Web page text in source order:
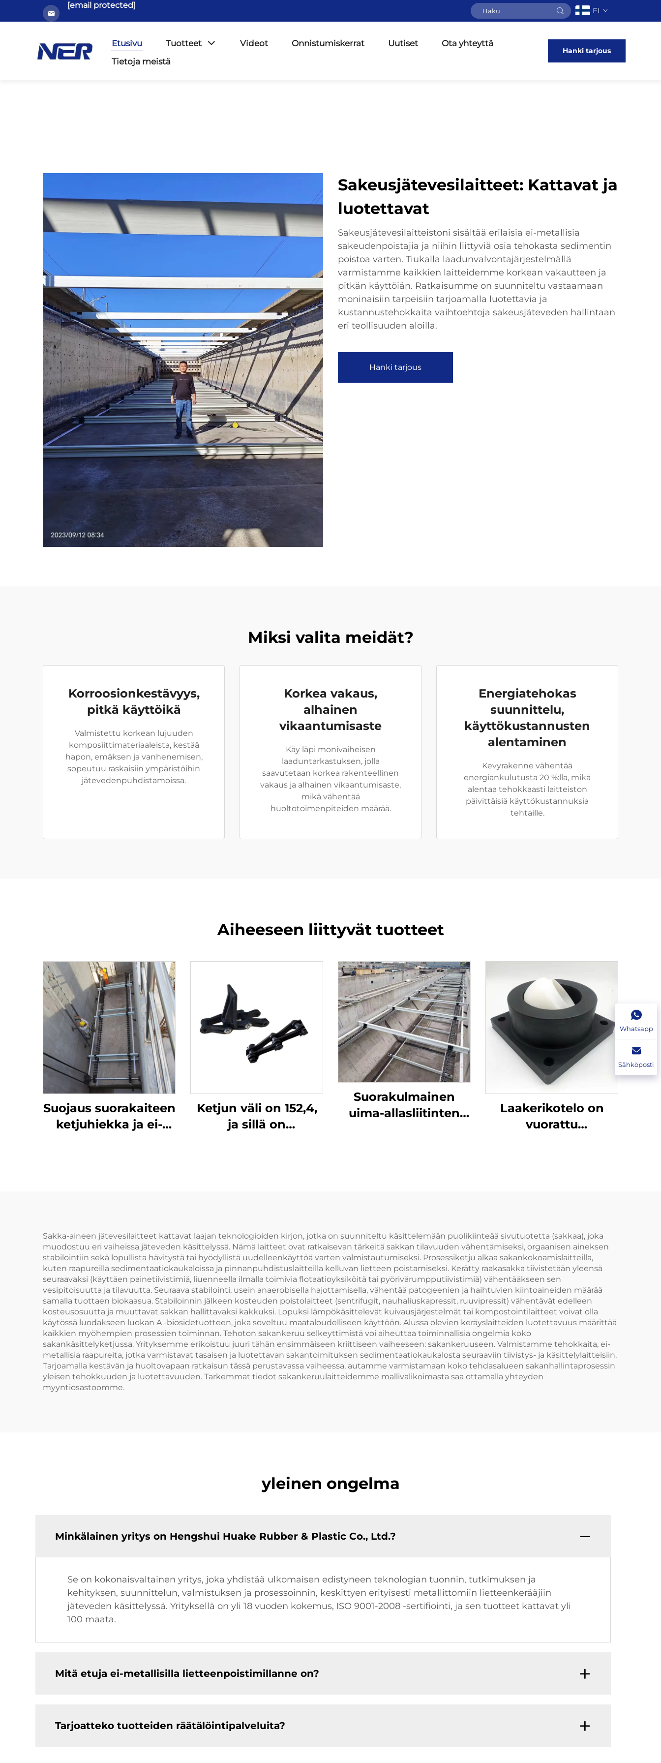
[email protected]
FI
Etusivu Tuotteet Videot Onnistumiskerrat Uutiset
Ota yhteyttä
Tietoja meistä
Hanki tarjous
Sakeusjätevesilaitteet: Kattavat ja
luotettavat
Sakeusjätevesilaitteistoni sisältää erilaisia ei-metallisia
sakeudenpoistajia ja niihin liittyviä osia tehokasta sedimentin
poistoa varten. Tiukalla laadunvalvontajärjestelmällä
varmistamme kaikkien laitteidemme korkean vakautteen ja
pitkän käyttöiän. Ratkaisumme on suunniteltu vastaamaan
moninaisiin tarpeisiin tarjoamalla luotettavia ja
kustannustehokkaita vaihtoehtoja sakeusjäteveden hallintaan
eri teollisuuden aloilla.
Hanki tarjous
Miksi valita meidät?
Korroosionkestävyys,
pitkä käyttöikä
Valmistettu korkean lujuuden
komposiittimateriaaleista, kestää
hapon, emäksen ja vanhenemisen,
sopeutuu raskaisiin ympäristöihin
jätevedenpuhdistamoissa.
Korkea vakaus,
alhainen
vikaantumisaste
Käy läpi monivaiheisen
laaduntarkastuksen, jolla
saavutetaan korkea rakenteellinen
vakaus ja alhainen vikaantumisaste,
mikä vähentää
huoltotoimenpiteiden määrää.
Energiatehokas
suunnittelu,
käyttökustannusten
alentaminen
Kevyrakenne vähentää
energiankulutusta 20 %:lla, mikä
alentaa tehokkaasti laitteiston
päivittäisiä käyttökustannuksia
tehtaille.
Aiheeseen liittyvät tuotteet
Suojaus suorakaiteen
ketjuhiekka ja ei-
Ketjun väli on 152,4,
ja sillä on
tonnia
Suorakulmainen
uima-allasliitinten
Laakerikotelo on
vuorattu
sisävuoraus täytyy
vaihtaa, mikä
säästää
kustannuksia
Sakka-aineen jätevesilaitteet kattavat laajan teknologioiden kirjon, jotka on suunniteltu käsittelemään puolikiinteää sivutuotetta (sakkaa), joka
muodostuu eri vaiheissa jäteveden käsittelyssä. Nämä laitteet ovat ratkaisevan tärkeitä sakkan tilavuuden vähentämiseksi, orgaanisen aineksen
stabilointiin sekä lopullista hävitystä tai hyödyllistä uudelleenkäyttöä varten valmistautumiseksi. Prosessiketju alkaa sakankokoamislaitteilla,
kuten raapureilla sedimentaatiokaukaloissa ja pinnanpuhdistuslaitteilla kelluvan lietteen poistamiseksi. Kerätty raakasakka tiivistetään yleensä
seuraavaksi (käyttäen painetiivistimiä, liuenneella ilmalla toimivia flotaatioyksiköitä tai pyörivärumpputiivistimiä) vähentääkseen sen
vesipitoisuutta ja tilavuutta. Seuraava stabilointi, usein anaerobisella hajottamisella, vähentää patogeenien ja haihtuvien kiintoaineiden määrää
samalla tuottaen biokaasua. Stabiloinnin jälkeen kosteuden poistolaitteet (sentrifugit, nauhaliuskapressit, ruuvipressit) vähentävät edelleen
kosteusosuutta ja muuttavat sakkan hallittavaksi kakkuksi. Lopuksi lämpökäsittelevät kuivausjärjestelmät tai kompostointilaitteet voivat olla
käytössä luodakseen luokan A -biosidetuotteen, joka soveltuu maataloudelliseen käyttöön. Alussa olevien keräyslaitteiden luotettavuus määrittää
kaikkien myöhempien prosessien toiminnan. Tehoton sakankeruu selkeyttimistä voi aiheuttaa toiminnallisia ongelmia koko
sakankäsittelyketjussa. Yrityksemme erikoistuu juuri tähän ensimmäiseen kriittiseen vaiheeseen: sakankeruuseen. Valmistamme tehokkaita, ei-
metallisia raapureita, jotka varmistavat tasaisen ja luotettavan sakantoimituksen sedimentaatiokaukalosta seuraaviin tiivistys- ja käsittelylaitteisiin.
Tarjoamalla kestävän ja huoltovapaan ratkaisun tässä perustavassa vaiheessa, autamme varmistamaan koko tehdasalueen sakanhallintaprosessin
yleisen tehokkuuden ja luotettavuuden. Tarkemmat tiedot sakankeruulaitteidemme mallivalikoimasta saa ottamalla yhteyden
myyntiosastoomme.
yleinen ongelma
Minkälainen yritys on Hengshui Huake Rubber & Plastic Co., Ltd.?
Se on kokonaisvaltainen yritys, joka yhdistää ulkomaisen edistyneen teknologian tuonnin, tutkimuksen ja
kehityksen, suunnittelun, valmistuksen ja prosessoinnin, keskittyen erityisesti metallittomiin lietteenkerääjiin
jäteveden käsittelyssä. Yrityksellä on yli 18 vuoden kokemus, ISO 9001-2008 -sertifiointi, ja sen tuotteet kattavat yli
100 maata.
Mitä etuja ei-metallisilla lietteenpoistimillanne on?
Tarjoatteko tuotteiden räätälöintipalveluita?
Whatsapp
Sähköposti